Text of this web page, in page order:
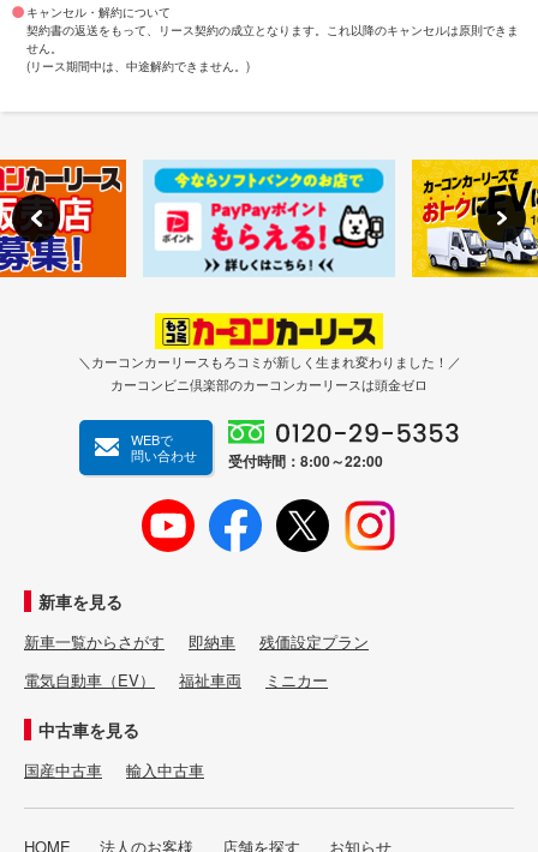
キャンセル・解約について
契約書の返送をもって、リース契約の成立となります。これ以降のキャンセルは原則できま
せん。
(リース期間中は、中途解約できません。)
＼カーコンカーリースもろコミが新しく生まれ変わりました！／
カーコンビニ倶楽部のカーコンカーリースは頭金ゼロ
WEBで
問い合わせ
受付時間：8:00～22:00
新車を見る
新車一覧からさがす 即納車
残価設定プラン
電気自動車（EV）
福祉車両 ミニカー
中古車を見る
国産中古車 輸入中古車
HOME 法人のお客様 店舗を探す お知らせ